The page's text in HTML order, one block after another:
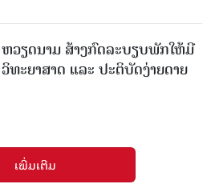
ຫວຽດນາມ ສ້າງກົດລະບຽບພັກໃຫ້ມີ
ວິທະຍາສາດ ແລະ ປະຕິບັດງ່າຍດາຍ
ເພີ່ມເຕີມ